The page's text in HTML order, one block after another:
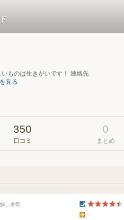
ものは生きがいです！ 連絡先
見る
350
口コミ
0
まとめ
、寿司